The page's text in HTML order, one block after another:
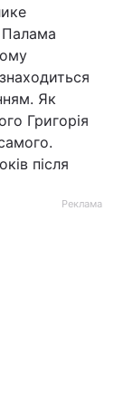
Палама
Як
Григорія
після
Реклама